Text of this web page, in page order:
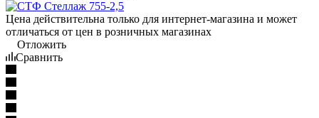
Цена действительна только для интернет-магазина и может
отличаться от цен в розничных магазинах
Отложить
Сравнить